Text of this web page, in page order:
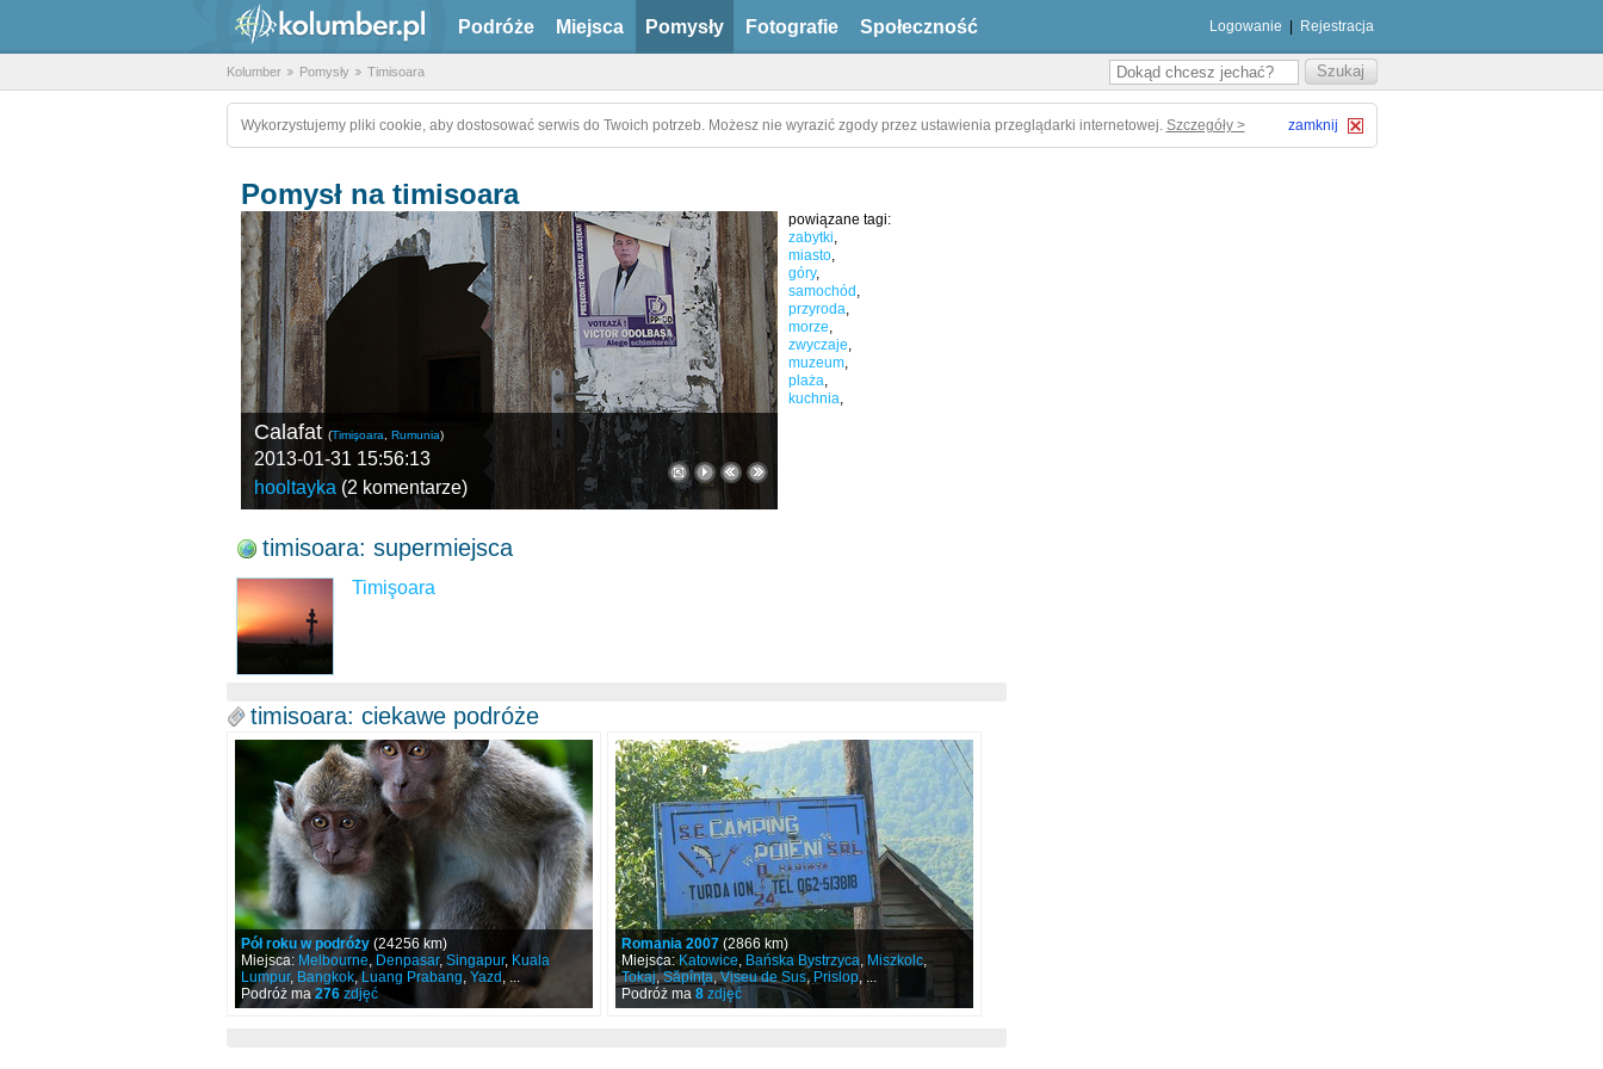
Podróże Miejsca Pomysły Fotografie Społeczność Logowanie Rejestracja
Kolumber Pomysły Timisoara
Wykorzystujemy pliki cookie, aby dostosować serwis do Twoich potrzeb. Możesz nie wyrazić zgody przez ustawienia przeglądarki internetowej. Szczegóły > zamknij
Pomysł na timisoara
powiązane tagi:
zabytki,
miasto,
góry,
samochód ,
przyroda,
morze,
zwyczaje,
muzeum,
plaża,
kuchnia,
Calafat (Timişoara Rumunia)
2013-01-31 15:56:13
hooltayka (2 komentarze)
timisoara: supermiejsca
Timişoara
timisoara: ciekawe podróże
Pół roku w podróży(24256 km)
Miejsca: Melbourne, Denpasar, Singapur, Kuala
Lumpur, Bangkok,Luang Prabang, Yazd , ...
Podróż ma276zdjęć
Romania 2007(2866 km)
Miejsca:Katowice, Bańska Bystrzyca, Miszkolc,
Tokaj,Săpînţa,Viseu de Sus, Prislop, ...
Podróż ma 8zdjęć